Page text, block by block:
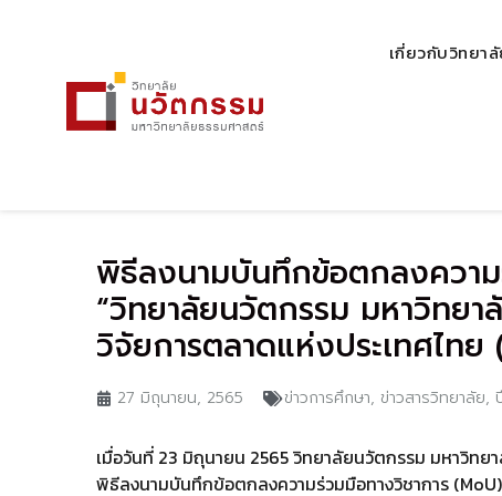
เกี่ยวกับวิทยา
พิธีลงนามบันทึกข้อตกลงความ
“วิทยาลัยนวัตกรรม มหาวิทย
วิจัยการตลาดแห่งประเทศไทย
27 มิถุนายน, 2565 ข่าวการศึกษา, ข่าวสารวิทยาลัย,
เมื่อวันที่ 23 มิถุนายน 2565 วิทยาลัยนวัตกรรม มหาวิทย
พิธีลงนามบันทึกข้อตกลงความร่วมมือทางวิชาการ